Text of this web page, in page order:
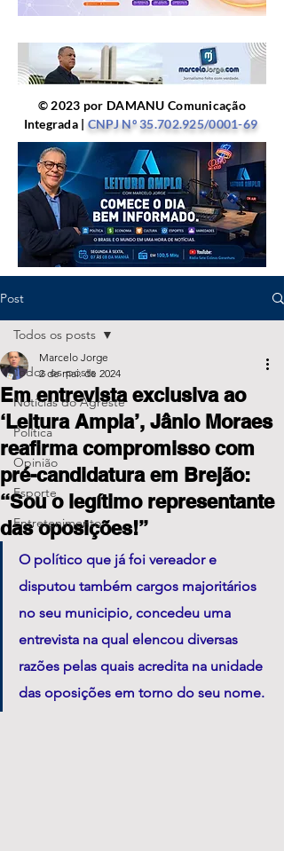
© 2023 por DAMANU Comunicação
Integrada | CNPJ Nº35.702.925/0001-69
Post
Todos os posts
Notícias do Agreste
Política
Opinião
Esporte
Entretenimento
Todos os posts
Em entrevista exclusiva ao
‘Leitura Ampla’, Jânio Moraes
reafirma compromisso com
pré-candidatura em Brejão:
“Sou o legítimo representante
das oposições!”
Marcelo Jorge
2 de mai. de 2024
O político que já foi vereador e
disputou também cargos majoritários
no seu municipio, concedeu uma
entrevista na qual elencou diversas
razões pelas quais acredita na unidade
das oposições em torno do seu nome.